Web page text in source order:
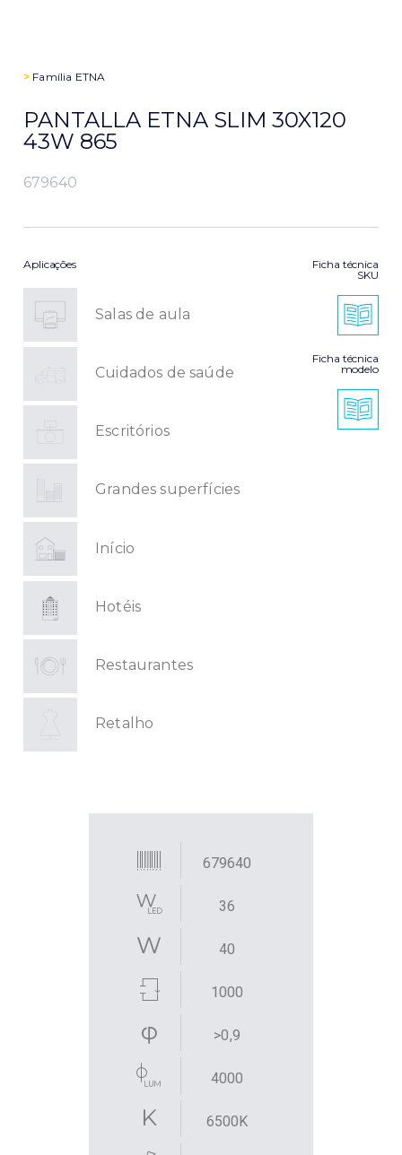
> Família ETNA
PANTALLA ETNA SLIM 30X120
43W 865
679640
Aplicações
Salas de aula
Cuidados de saúde
Escritórios
Grandes superfícies
Início
Hotéis
Restaurantes
Retalho
Ficha técnica
SKU
Ficha técnica
modelo
679640
36
40
1000
>0,9
4000
6500K